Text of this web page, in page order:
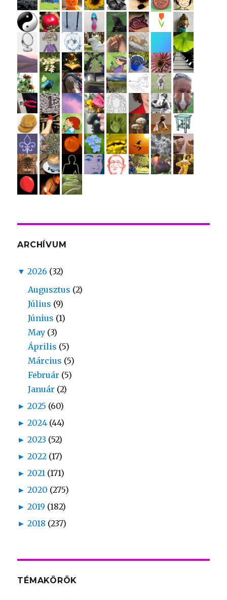
ARCHÍVUM
▼ 2026 (32)
Augusztus (2)
Július (9)
Június (1)
May (3)
Április (5)
Március (5)
Február (5)
Január (2)
► 2025 (60)
► 2024 (44)
► 2023 (52)
► 2022 (17)
► 2021 (171)
► 2020 (275)
► 2019 (182)
► 2018 (237)
TÉMAKÖRÖK